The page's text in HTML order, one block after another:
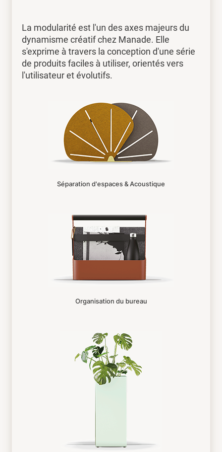
La modularité est l'un des axes majeurs du
dynamisme créatif chez Manade. Elle
s'exprime à travers la conception d'une série
de produits faciles à utiliser, orientés vers
l'utilisateur et évolutifs.
Séparation d'espaces & Acoustique
Organisation du bureau